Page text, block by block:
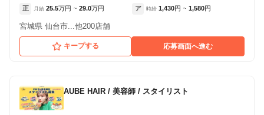
正 月給 25.5万円 ~ 29.0万円 ア 時給 1,430円 ~ 1,580円
宮城県 仙台市...他200店舗
キープする 応募画面へ進む
AUBE HAIR / 美容師 / スタイリスト